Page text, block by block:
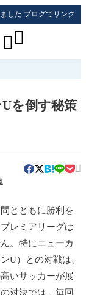
した ブログでリンク

を倒す秘策

とともに勝利を
レミアリーグは
。特にニューカ
U）との対戦は、
いサッカーが展
対決では、毎回